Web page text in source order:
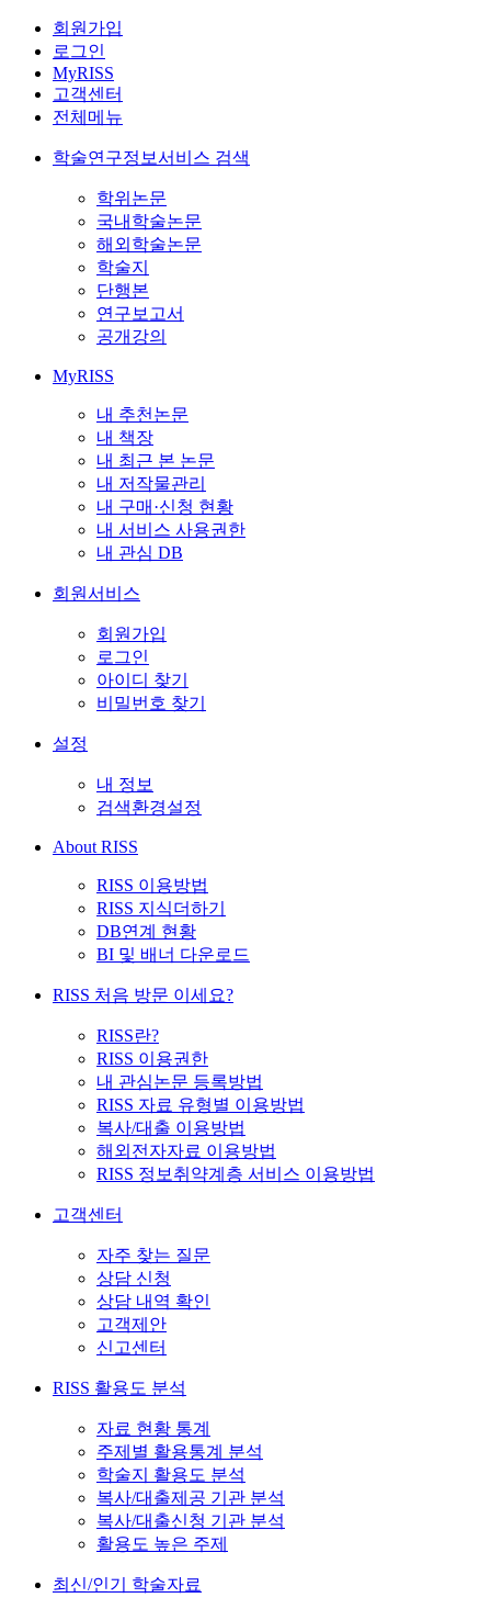
회원가입
로그인
MyRISS
고객센터
전체메뉴
학술연구정보서비스 검색
학위논문
국내학술논문
해외학술논문
학술지
단행본
연구보고서
공개강의
MyRISS
내 추천논문
내 책장
내 최근 본 논문
내 저작물관리
내 구매·신청 현황
내 서비스 사용권한
내 관심 DB
회원서비스
회원가입
로그인
아이디 찾기
비밀번호 찾기
설정
내 정보
검색환경설정
About RISS
RISS 이용방법
RISS 지식더하기
DB연계 현황
BI 및 배너 다운로드
RISS 처음 방문 이세요?
RISS란?
RISS 이용권한
내 관심논문 등록방법
RISS 자료 유형별 이용방법
복사/대출 이용방법
해외전자자료 이용방법
RISS 정보취약계층 서비스 이용방법
고객센터
자주 찾는 질문
상담 신청
상담 내역 확인
고객제안
신고센터
RISS 활용도 분석
자료 현황 통계
주제별 활용통계 분석
학술지 활용도 분석
복사/대출제공 기관 분석
복사/대출신청 기관 분석
활용도 높은 주제
최신/인기 학술자료